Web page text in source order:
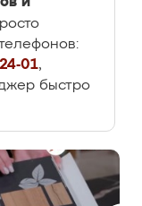
01,
быстро